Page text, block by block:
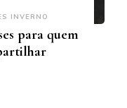
INVERNO
para quem